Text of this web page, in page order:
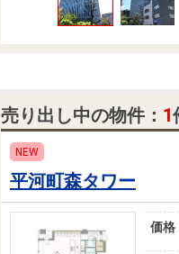
売り出し中の物件： 1
NEW
平河町森タワー
価格